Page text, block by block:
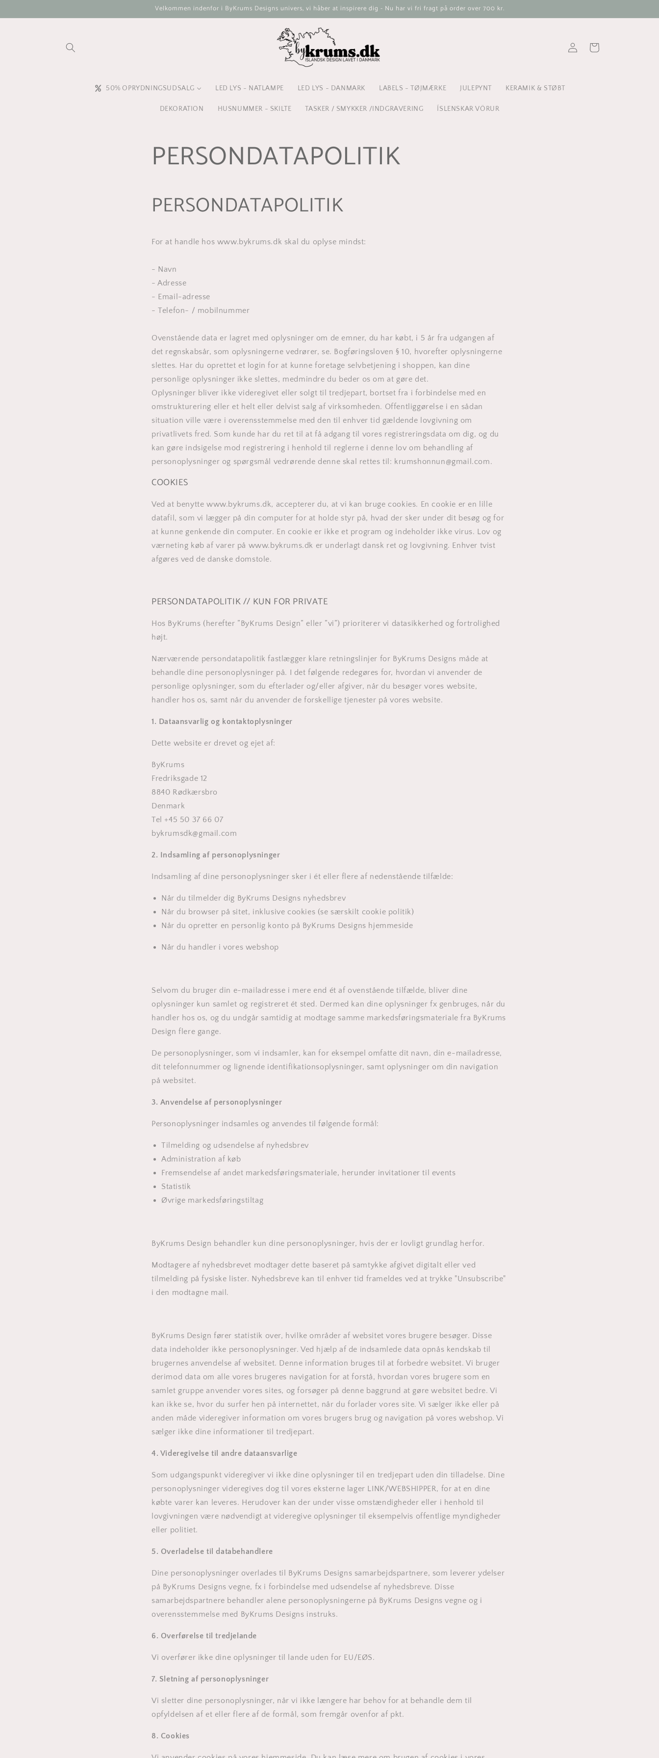
Velkommen indenfor i ByKrums Designs univers, vi håber at inspirere dig - Nu har vi fri fragt på order over 700 kr.
50% OPRYDNINGSUDSALG LED LYS - NATLAMPE LED LYS - DANMARK LABELS - TØJMÆRKE JULEPYNT KERAMIK & STØBT
DEKORATION HUSNUMMER - SKILTE TASKER / SMYKKER /INDGRAVERING ÍSLENSKAR VÖRUR
ind
Indkøbskurv
PERSONDATAPOLITIK
PERSONDATAPOLITIK
For at handle hos www.bykrums.dk skal du oplyse mindst:
- Navn
- Adresse
- Email-adresse
- Telefon- / mobilnummer
Ovenstående data er lagret med oplysninger om de emner, du har købt, i 5 år fra udgangen af
det regnskabsår, som oplysningerne vedrører, se. Bogføringsloven § 10, hvorefter oplysningerne
slettes. Har du oprettet et login for at kunne foretage selvbetjening i shoppen, kan dine
personlige oplysninger ikke slettes, medmindre du beder os om at gøre det.
Oplysninger bliver ikke videregivet eller solgt til tredjepart, bortset fra i forbindelse med en
omstrukturering eller et helt eller delvist salg af virksomheden. Offentliggørelse i en sådan
situation ville være i overensstemmelse med den til enhver tid gældende lovgivning om
privatlivets fred. Som kunde har du ret til at få adgang til vores registreringsdata om dig, og du
kan gøre indsigelse mod registrering i henhold til reglerne i denne lov om behandling af
personoplysninger og spørgsmål vedrørende denne skal rettes til: krumshonnun@gmail.com.
COOKIES
Ved at benytte www.bykrums.dk, accepterer du, at vi kan bruge cookies. En cookie er en lille
datafil, som vi lægger på din computer for at holde styr på, hvad der sker under dit besøg og for
at kunne genkende din computer. En cookie er ikke et program og indeholder ikke virus. Lov og
værneting køb af varer på www.bykrums.dk er underlagt dansk ret og lovgivning. Enhver tvist
afgøres ved de danske domstole.
PERSONDATAPOLITIK // KUN FOR PRIVATE
Hos ByKrums (herefter ”ByKrums Design” eller ”vi”) prioriterer vi datasikkerhed og fortrolighed
højt.
Nærværende persondatapolitik fastlægger klare retningslinjer for ByKrums Designs måde at
behandle dine personoplysninger på. I det følgende redegøres for, hvordan vi anvender de
personlige oplysninger, som du efterlader og/eller afgiver, når du besøger vores website,
handler hos os, samt når du anvender de forskellige tjenester på vores website.
1. Dataansvarlig og kontaktoplysninger
Dette website er drevet og ejet af:
ByKrums
Fredriksgade 12
8840 Rødkærsbro
Denmark
Tel +45 50 37 66 07
bykrumsdk@gmail.com
2. Indsamling af personoplysninger
Indsamling af dine personoplysninger sker i ét eller flere af nedenstående tilfælde:
Når du tilmelder dig ByKrums Designs nyhedsbrev
Når du browser på sitet, inklusive cookies (se særskilt cookie politik)
Når du opretter en personlig konto på ByKrums Designs hjemmeside
Når du handler i vores webshop
Selvom du bruger din e-mailadresse i mere end ét af ovenstående tilfælde, bliver dine
oplysninger kun samlet og registreret ét sted. Dermed kan dine oplysninger fx genbruges, når du
handler hos os, og du undgår samtidig at modtage samme markedsføringsmateriale fra ByKrums
Design flere gange.
De personoplysninger, som vi indsamler, kan for eksempel omfatte dit navn, din e-mailadresse,
dit telefonnummer og lignende identifikationsoplysninger, samt oplysninger om din navigation
på websitet.
3. Anvendelse af personoplysninger
Personoplysninger indsamles og anvendes til følgende formål:
Tilmelding og udsendelse af nyhedsbrev
Administration af køb
Fremsendelse af andet markedsføringsmateriale, herunder invitationer til events
Statistik
Øvrige markedsføringstiltag
ByKrums Design behandler kun dine personoplysninger, hvis der er lovligt grundlag herfor.
Modtagere af nyhedsbrevet modtager dette baseret på samtykke afgivet digitalt eller ved
tilmelding på fysiske lister. Nyhedsbreve kan til enhver tid frameldes ved at trykke "Unsubscribe"
i den modtagne mail.
ByKrums Design fører statistik over, hvilke områder af websitet vores brugere besøger. Disse
data indeholder ikke personoplysninger. Ved hjælp af de indsamlede data opnås kendskab til
brugernes anvendelse af websitet. Denne information bruges til at forbedre websitet. Vi bruger
derimod data om alle vores brugeres navigation for at forstå, hvordan vores brugere som en
samlet gruppe anvender vores sites, og forsøger på denne baggrund at gøre websitet bedre. Vi
kan ikke se, hvor du surfer hen på internettet, når du forlader vores site. Vi sælger ikke eller på
anden måde videregiver information om vores brugers brug og navigation på vores webshop. Vi
sælger ikke dine informationer til tredjepart.
4. Videregivelse til andre dataansvarlige
Som udgangspunkt videregiver vi ikke dine oplysninger til en tredjepart uden din tilladelse. Dine
personoplysninger videregives dog til vores eksterne lager LINK/WEBSHIPPER, for at en dine
købte varer kan leveres. Herudover kan der under visse omstændigheder eller i henhold til
lovgivningen være nødvendigt at videregive oplysninger til eksempelvis offentlige myndigheder
eller politiet.
5. Overladelse til databehandlere
Dine personoplysninger overlades til ByKrums Designs samarbejdspartnere, som leverer ydelser
på ByKrums Designs vegne, fx i forbindelse med udsendelse af nyhedsbreve. Disse
samarbejdspartnere behandler alene personoplysningerne på ByKrums Designs vegne og i
overensstemmelse med ByKrums Designs instruks.
6. Overførelse til tredjelande
Vi overfører ikke dine oplysninger til lande uden for EU/EØS.
7. Sletning af personoplysninger
Vi sletter dine personoplysninger, når vi ikke længere har behov for at behandle dem til
opfyldelsen af et eller flere af de formål, som fremgår ovenfor af pkt.
8. Cookies